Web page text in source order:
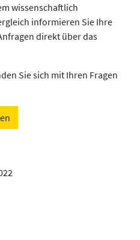
wissenschaftlich
informieren Sie Ihre
direkt über das
Sie sich mit Ihren Fragen